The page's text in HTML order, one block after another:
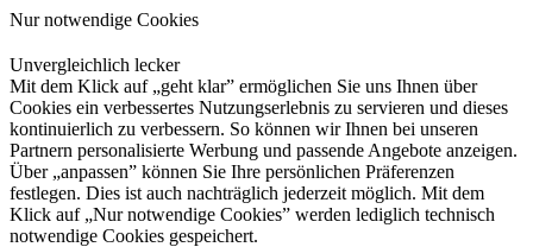
Nur notwendige Cookies
Unvergleichlich lecker
Mit dem Klick auf „geht klar” ermöglichen Sie uns Ihnen über
Cookies ein verbessertes Nutzungserlebnis zu servieren und dieses
kontinuierlich zu verbessern. So können wir Ihnen bei unseren
Partnern personalisierte Werbung und passende Angebote anzeigen.
Über „anpassen” können Sie Ihre persönlichen Präferenzen
festlegen. Dies ist auch nachträglich jederzeit möglich. Mit dem
Klick auf „Nur notwendige Cookies” werden lediglich technisch
notwendige Cookies gespeichert.